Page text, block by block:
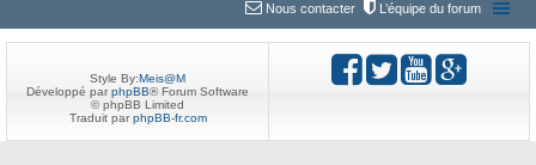
L’équipe du forum
Nous contacter
Style By:Meis@M
Développé parphpBB® Forum Software
© phpBB Limited
Traduit parphpBB-fr.com